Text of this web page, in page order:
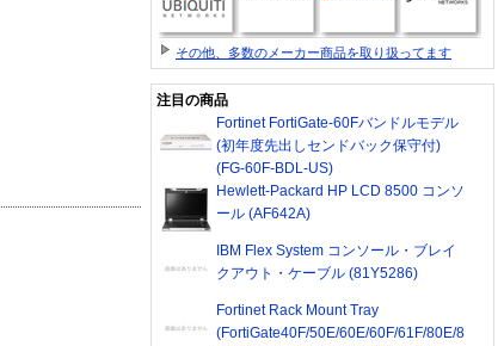
その他、多数のメーカー商品を取り扱ってます
注目の商品
Fortinet FortiGate-60Fバンドルモデル
(初年度先出しセンドバック保守付)
(FG-60F-BDL-US)
Hewlett-Packard HP LCD 8500 コンソ
ール (AF642A)
IBM Flex System コンソール・ブレイ
クアウト・ケーブル (81Y5286)
Fortinet Rack Mount Tray
(FortiGate40F/50E/60E/60F/61F/80E/8